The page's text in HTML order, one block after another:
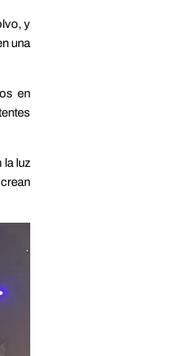
y
una
en
la luz